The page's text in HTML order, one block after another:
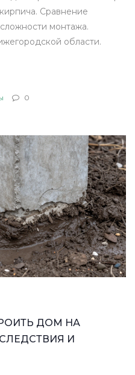
Сравнение
монтажа.
области.
0
ДОМ НА
И